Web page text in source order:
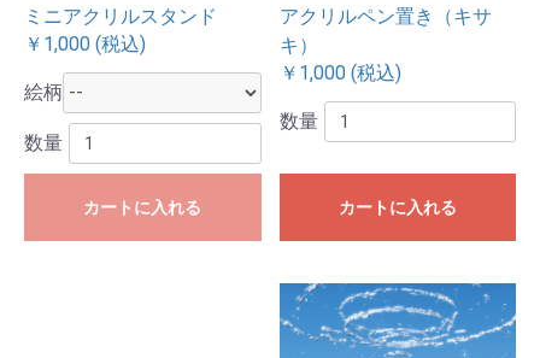
ミニアクリルスタンド
￥1,000 (税込)
絵柄
数量
カートに入れる
アクリルペン置き（キサ
キ）
￥1,000 (税込)
数量
カートに入れる